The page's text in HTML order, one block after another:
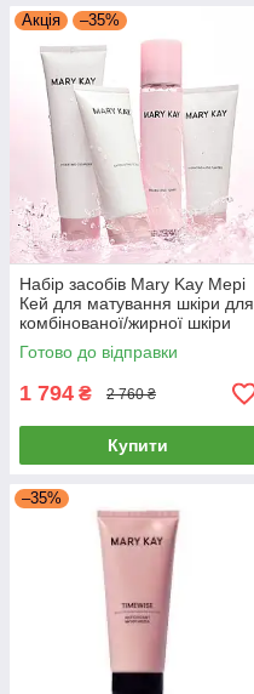
Акція –35%
Набір засобів Mary Kay Мері
Кей для матування шкіри для
комбінованої/жирної шкіри
Готово до відправки
1 794 ₴ 2 760 ₴
Купити
–35%